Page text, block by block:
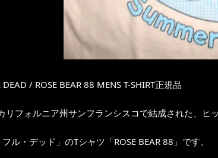
DEAD / ROSE BEAR 88 MENS T-SHIRT正規品
リフォルニア州サンフランシスコで結成された、
フル・デッド」のTシャツ「ROSE BEAR 88」です。